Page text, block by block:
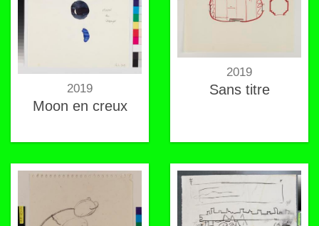
2019
Moon en creux
2019
Sans titre